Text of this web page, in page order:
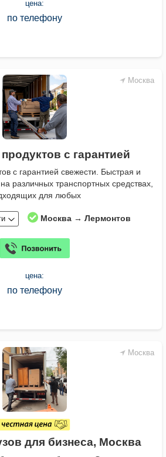
цена:
по телефону
Москва
с гарантией
с гарантией свежести. Быстрая и
различных транспортных средствах,
для любых
Москва → Лермонтов
цена:
по телефону
Москва
для бизнеса, Москва